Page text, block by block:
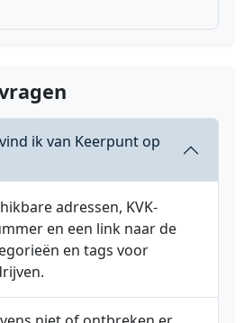
ik van Keerpunt op
adressen, KVK-
en een link naar de
en tags voor